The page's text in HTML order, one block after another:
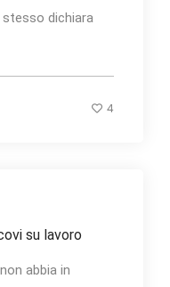
stesso dichiara
4
su lavoro
abbia in